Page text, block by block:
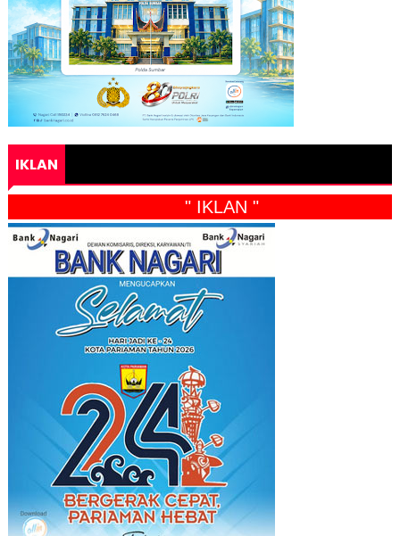
IKLAN
" IKLAN "